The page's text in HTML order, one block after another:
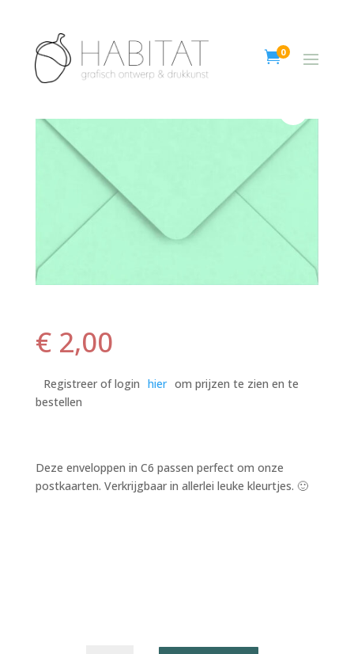
0
€2,00
Registreer of login hier om prijzen te zien en te
bestellen
Deze enveloppen in C6 passen perfect om onze
postkaarten. Verkrijgbaar in allerlei leuke kleurtjes. 🙂